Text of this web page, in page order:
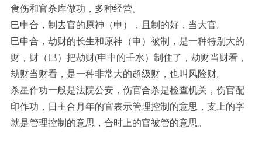
食伤和官杀库做功，多种经营。
巳申合，制去官的原神（申），且制的好，当大官。
巳申合，劫财的长生和原神（申）被制，是一种特别大的
财，财（巳）把劫财(申中的壬水）制住了，劫财当财看，
劫财当财看，是一种非常大的超级财，也叫风险财。
杀星作功一般是法院公安，伤官合杀是检查机关，伤官配
印作功，日主合月年的官表示管理控制的意思，支上的字
就是管理控制的意思，合时上的官被管的意思。